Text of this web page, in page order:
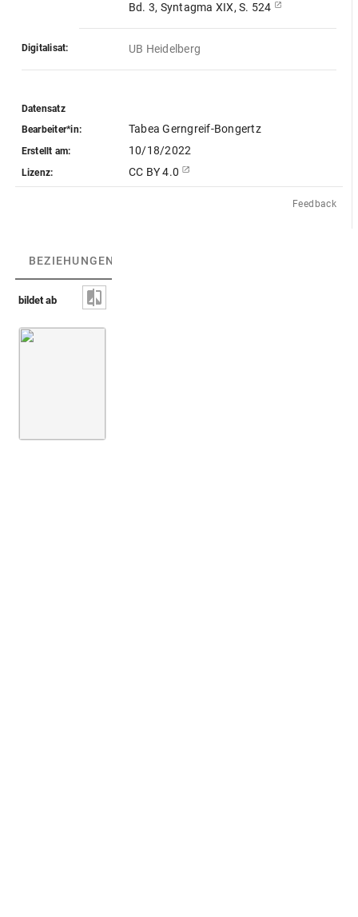
Bd. 3, Syntagma XIX, S. 524
Digitalisat: UB Heidelberg
Datensatz
Bearbeiter*in:
Tabea Gerngreif-Bongertz
Erstellt am: 10/18/2022
Lizenz: CC BY 4.0
Feedback
BEZIEHUNGEN
bildet ab